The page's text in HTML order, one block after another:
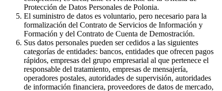
Protección de Datos Personales de Polonia.
El suministro de datos es voluntario, pero necesario para la
formalización del Contrato de Servicios de Información y
Formación y del Contrato de Cuenta de Demostración.
Sus datos personales pueden ser cedidos a las siguientes
categorías de entidades: bancos, entidades que ofrecen pagos
rápidos, empresas del grupo empresarial al que pertenece el
responsable del tratamiento, empresas de mensajería,
operadores postales, autoridades de supervisión, autoridades
de información financiera, proveedores de datos de mercado,